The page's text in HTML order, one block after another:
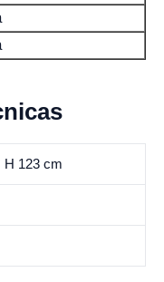
H 123 cm